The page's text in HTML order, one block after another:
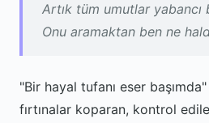
Artık tüm umutlar yabancı
Onu aramaktan ben ne
"Bir hayal tufanı eser
fırtınalar koparan, kontrol